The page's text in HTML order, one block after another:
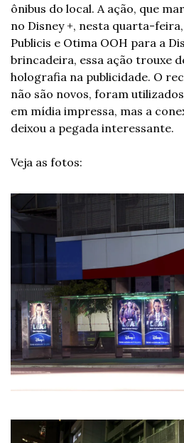
ônibus do local. A ação, que
no Disney +, nesta quarta-
Publicis e Otima OOH para a
brincadeira, essa ação trouxe
holografia na publicidade. O
não são novos, foram
em mídia impressa, mas a
deixou a pegada interessante.
Veja as fotos: